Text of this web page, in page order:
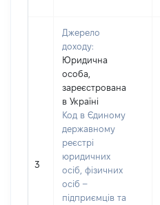
3
Джерело
доходу:
Юридична
особа,
зареєстрована
в Україні
Код в Єдиному
державному
реєстрі
юридичних
осіб, фізичних
осіб –
підприємців та